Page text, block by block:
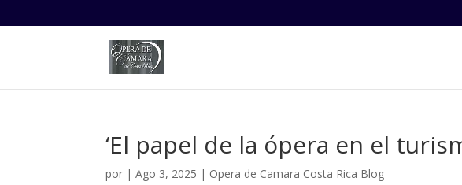
‘El papel de la ópera en el
por |Ago 3, 2025 | Opera de Camara Costa Rica Blog